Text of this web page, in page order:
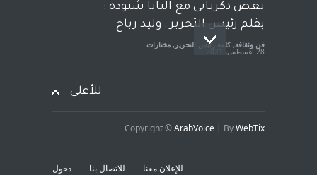
بعض ذكرياتي مع البابا شنودة :
بقلم رئيس التحرير : وليد رباح
فن وثقافة, كلمة رئيس التحرير , مختارات
28 أغسطس، 2021
للأعلى
Copyright ©ArabVoice | ByWebTix
للإعلان معنا للاتصال بنا دخول